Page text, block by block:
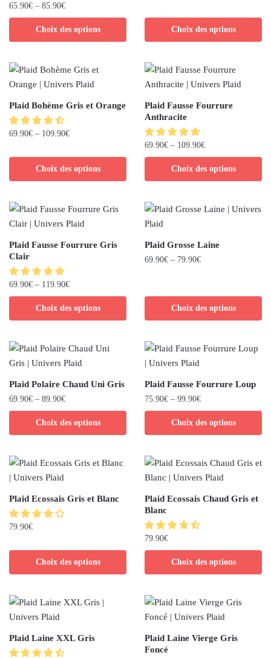
65.90€ – 85.90€
Choix des options Choix des options
Plaid Bohème Gris et Orange
69.90€ – 109.90€
Choix des options
Plaid Fausse Fourrure
Anthracite
69.90€ – 109.90€
Choix des options
Plaid Fausse Fourrure Gris
Clair
69.90€ – 119.90€
Choix des options
Plaid Grosse Laine
69.90€ – 79.90€
Choix des options
Plaid Polaire Chaud Uni Gris
69.90€ – 89.90€
Choix des options
Plaid Fausse Fourrure Loup
75.90€ – 99.90€
Choix des options
Plaid Ecossais Gris et Blanc
79.90€
Choix des options
Plaid Ecossais Chaud Gris et
Blanc
79.90€
Choix des options
Plaid Laine XXL Gris
Plaid Laine Vierge Gris
Foncé